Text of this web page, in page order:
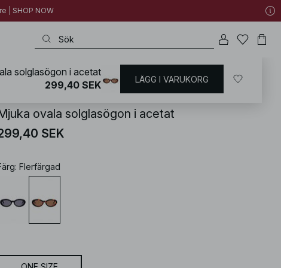
| SHOP NOW
Accessoarer / Solglasögon
ovala solglasögon i acetat
SEK
: Flerfärgad
solglasögon i acetat
299,40 SEK
LÄGG I VARUKORG